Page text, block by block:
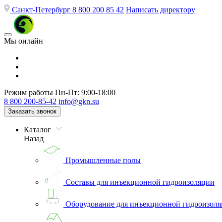
Санкт-Петербург 8 800 200 85 42 Написать директору
Мы онлайн
Режим работы Пн-Пт: 9:00-18:00
8 800 200-85-42 info@gkn.su
Заказать звонок
Каталог
Назад
Промышленные полы
Составы для инъекционной гидроизоляции
Оборудование для инъекционной